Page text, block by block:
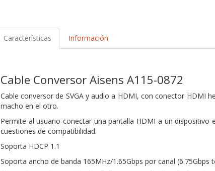
Características Información
Cable Conversor Aisens A115-0872
Cable conversor de SVGA y audio a HDMI, con conector HDMI
macho en el otro.
Permite al usuario conectar una pantalla HDMI a un
cuestiones de compatibilidad.
Soporta HDCP 1.1
Soporta ancho de banda 165MHz/1.65Gbps por canal